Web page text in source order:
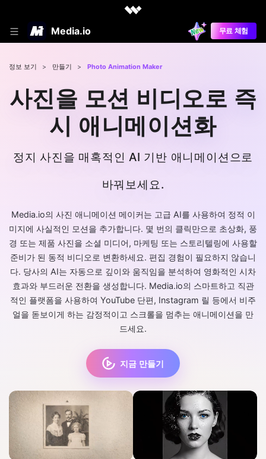
Media.io 무료 체험
정보 보기 > 만들기 > Photo Animation Maker
사진을 모션 비디오로 즉
시 애니메이션화
정지 사진을 매혹적인 AI 기반 애니메이션으로
바꿔보세요.
Media.io의 사진 애니메이션 메이커는 고급 AI를 사용하여 정적 이
미지에 사실적인 모션을 추가합니다. 몇 번의 클릭만으로 초상화, 풍
경 또는 제품 사진을 소셜 미디어, 마케팅 또는 스토리텔링에 사용할
준비가 된 동적 비디오로 변환하세요. 편집 경험이 필요하지 않습니
다. 당사의 AI는 자동으로 깊이와 움직임을 분석하여 영화적인 시차
효과와 부드러운 전환을 생성합니다. Media.io의 스마트하고 직관
적인 플랫폼을 사용하여 YouTube 단편, Instagram 릴 등에서 비주
얼을 돋보이게 하는 감정적이고 스크롤을 멈추는 애니메이션을 만
드세요.
지금 만들기